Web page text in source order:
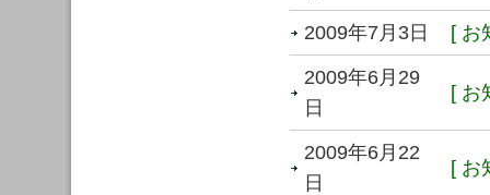
2009年7月3日 [ お
2009年6月29
日
[ お
2009年6月22
日
[ お